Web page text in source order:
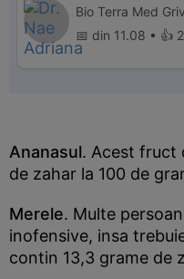
Bio Terra Med
📅 din 11.08 • 👍 2
Ananasul. Acest fruct
de zahar la 100 de
Merele. Multe
inofensive, insa
contin 13,3 grame de